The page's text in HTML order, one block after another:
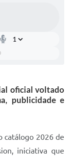
oficial voltado
publicidade e
catálogo 2026 de
iniciativa que